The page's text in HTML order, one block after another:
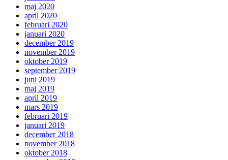
maj 2020
april 2020
februari 2020
januari 2020
december 2019
november 2019
oktober 2019
september 2019
juni 2019
maj 2019
april 2019
mars 2019
februari 2019
januari 2019
december 2018
november 2018
oktober 2018